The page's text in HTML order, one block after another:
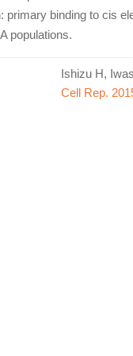
primary binding to cis
populations.
Ishizu H,
Cell Rep.